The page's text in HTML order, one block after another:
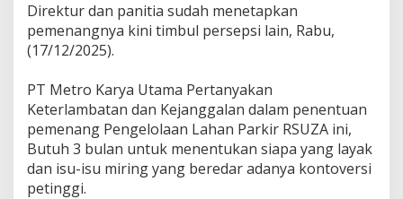
P
a
H
s
i
l
P
e
Direktur dan panitia sudah menetapkan
pemenangnya kini timbul persepsi lain, Rabu,
(17/12/2025).
‎PT Metro Karya Utama Pertanyakan
Keterlambatan dan Kejanggalan dalam penentuan
pemenang Pengelolaan Lahan Parkir RSUZA ini,
Butuh 3 bulan untuk menentukan siapa yang layak
dan isu-isu miring yang beredar adanya kontoversi
petinggi.